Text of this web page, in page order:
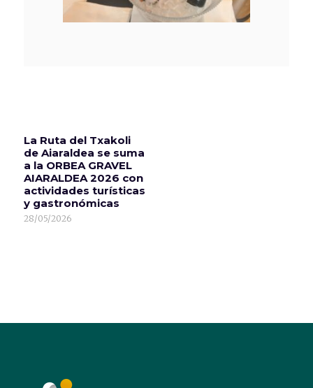
La Ruta del Txakoli
de Aiaraldea se suma
a la ORBEA GRAVEL
AIARALDEA 2026 con
actividades turísticas
y gastronómicas
28/05/2026